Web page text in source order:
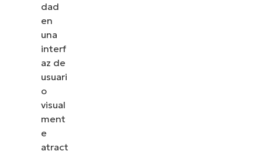
dad
en
una
interf
az de
usuari
o
visual
ment
e
atract